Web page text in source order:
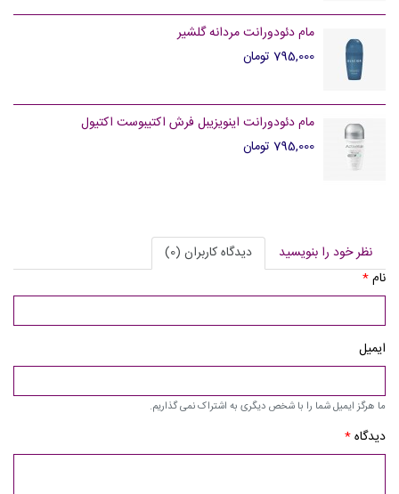
مام دئودورانت مردانه گلشیر
795,000 تومان
مام دئودورانت اینویزیبل فرش اکتیبوست اکتیول
795,000 تومان
نظر خود را بنویسید
دیدگاه کاربران (0)
نام*
ایمیل
ما هرگز ایمیل شما را با شخص دیگری به اشتراک نمی گذاریم.
دیدگاه*